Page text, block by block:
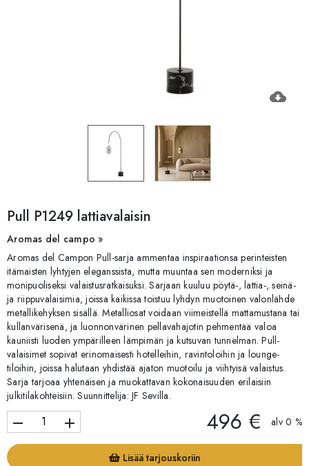
cloud_download
Pull P1249 lattiavalaisin
Aromas del campo »
Aromas del Campon Pull-sarja ammentaa inspiraationsa perinteisten
itämaisten lyhtyjen eleganssista, mutta muuntaa sen moderniksi ja
monipuoliseksi valaistusratkaisuksi. Sarjaan kuuluu pöytä-, lattia-, seinä-
ja riippuvalaisimia, joissa kaikissa toistuu lyhdyn muotoinen valonlähde
metallikehyksen sisällä. Metalliosat voidaan viimeistellä mattamustana tai
kullanvärisenä, ja luonnonvärinen pellavahajotin pehmentää valoa
kauniisti luoden ympärilleen lämpimän ja kutsuvan tunnelman. Pull-
valaisimet sopivat erinomaisesti hotelleihin, ravintoloihin ja lounge-
tiloihin, joissa halutaan yhdistää ajaton muotoilu ja viihtyisä valaistus.
Sarja tarjoaa yhtenäisen ja muokattavan kokonaisuuden erilaisiin
julkitilakohteisiin. Suunnittelija: JF Sevilla.
remove add 496 € alv 0 %
Lisää tarjouskoriin